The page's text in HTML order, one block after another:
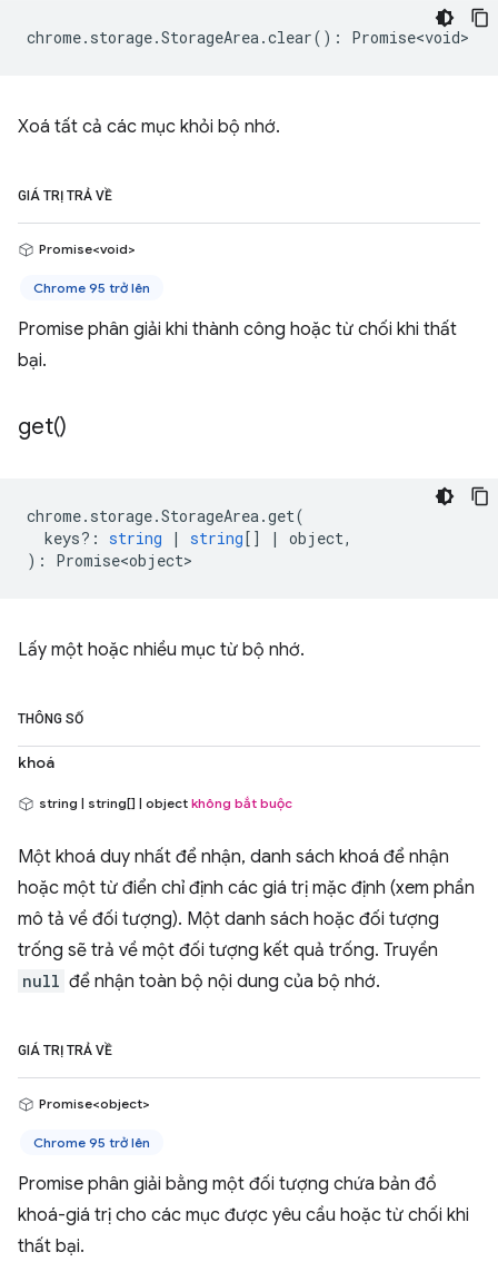
chrome. storage.StorageArea.clear() : Promise<void>
Xoá tất cả các mục khỏi bộ nhớ.
GIÁ TRỊ TRẢ VỀ
Promise<void>
Chrome 95 trở lên
Promise phân giải khi thành công hoặc từ chối khi thất
bại.
get()
chrome. storage.StorageArea.get(
keys? : string | string[] | object,
) : Promise<object>
Lấy một hoặc nhiều mục từ bộ nhớ.
THÔNG SỐ
khoá
string | string[] | object không bắt buộc
Một khoá duy nhất để nhận, danh sách khoá để nhận
hoặc một từ điển chỉ định các giá trị mặc định (xem phần
mô tả về đối tượng). Một danh sách hoặc đối tượng
trống sẽ trả về một đối tượng kết quả trống. Truyền
null để nhận toàn bộ nội dung của bộ nhớ.
GIÁ TRỊ TRẢ VỀ
Promise<object>
Chrome 95 trở lên
Promise phân giải bằng một đối tượng chứa bản đồ
khoá-giá trị cho các mục được yêu cầu hoặc từ chối khi
thất bại.